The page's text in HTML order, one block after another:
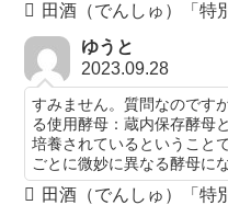
田酒（でんしゅ）「特
ゆうと
2023.09.28
すみません。質問なのです
る使用酵母：蔵内保存酵母
培養されているということ
ごとに微妙に異なる酵母に
田酒（でんしゅ）「特